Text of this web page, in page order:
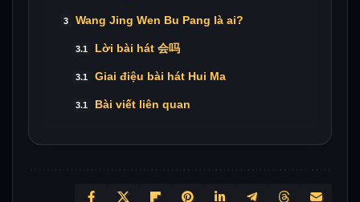
Wang Jing Wen Bu Pang là ai?
Lời bài hát 会吗
Giai điệu bài hát Hui Ma
Bài viết liên quan